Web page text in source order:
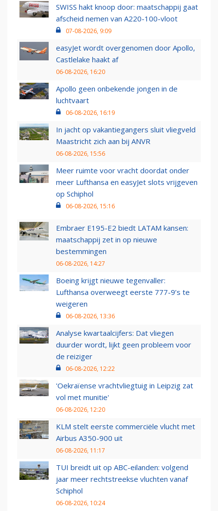
SWISS hakt knoop door: maatschappij gaat
afscheid nemen van A220-100-vloot
07-08-2026, 9:09
easyJet wordt overgenomen door Apollo,
Castlelake haakt af
06-08-2026, 16:20
Apollo geen onbekende jongen in de
luchtvaart
06-08-2026, 16:19
In jacht op vakantiegangers sluit vliegveld
Maastricht zich aan bij ANVR
06-08-2026, 15:56
Meer ruimte voor vracht doordat onder
meer Lufthansa en easyJet slots vrijgeven
op Schiphol
06-08-2026, 15:16
Embraer E195-E2 biedt LATAM kansen:
maatschappij zet in op nieuwe
bestemmingen
06-08-2026, 14:27
Boeing krijgt nieuwe tegenvaller:
Lufthansa overweegt eerste 777-9’s te
weigeren
06-08-2026, 13:36
Analyse kwartaalcijfers: Dat vliegen
duurder wordt, lijkt geen probleem voor
de reiziger
06-08-2026, 12:22
'Oekraïense vrachtvliegtuig in Leipzig zat
vol met munitie'
06-08-2026, 12:20
KLM stelt eerste commerciële vlucht met
Airbus A350-900 uit
06-08-2026, 11:17
TUI breidt uit op ABC-eilanden: volgend
jaar meer rechtstreekse vluchten vanaf
Schiphol
06-08-2026, 10:24